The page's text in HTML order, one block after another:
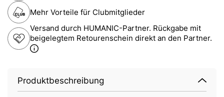
Mehr Vorteile für Clubmitglieder
Versand durch HUMANIC-Partner. Rückgabe mit
beigelegtem Retourenschein direkt an den Partner.
Produktbeschreibung